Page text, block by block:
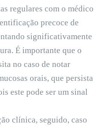
regulares com o médico
precoce de
significativamente
É importante que o
no caso de notar
orais, que persista
este pode ser um sinal
clínica, seguido, caso